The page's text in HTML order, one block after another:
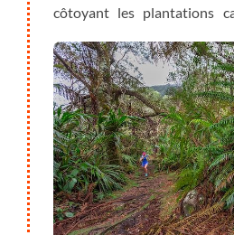
côtoyant les plantations
proximité du "battant des
Si les horaires du vol le
rejoindre par le sentier le
l'église (5,5 km / D+560m).
Dîner.